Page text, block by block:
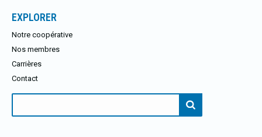
EXPLORER
Notre coopérative
Nos membres
Carrières
Contact